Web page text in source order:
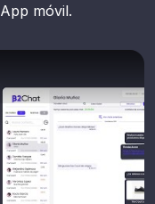
móvil.
| Consola de